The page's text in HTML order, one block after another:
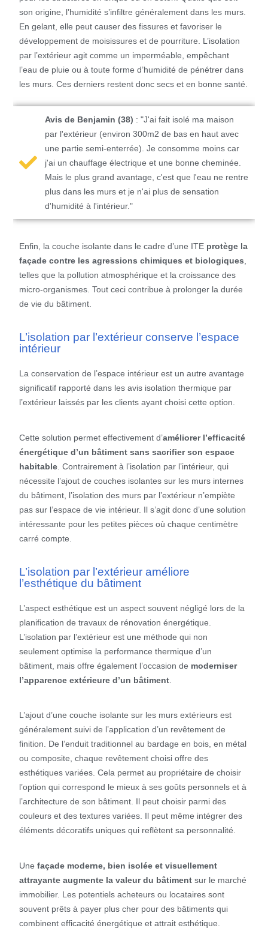
son origine, l’humidité s’infiltre généralement dans les murs.
En gelant, elle peut causer des fissures et favoriser le
développement de moisissures et de pourriture. L’isolation
par l’extérieur agit comme un imperméable, empêchant
l’eau de pluie ou à toute forme d’humidité de pénétrer dans
les murs. Ces derniers restent donc secs et en bonne santé.
Avis de Benjamin (38) : "J'ai fait isolé ma maison
par l'extérieur (environ 300m2 de bas en haut avec
une partie semi-enterrée). Je consomme moins car
j'ai un chauffage électrique et une bonne cheminée.
Mais le plus grand avantage, c'est que l'eau ne rentre
plus dans les murs et je n'ai plus de sensation
d'humidité à l'intérieur."
Enfin, la couche isolante dans le cadre d’une ITE protège la
façade contre les agressions chimiques et biologiques
telles que la pollution atmosphérique et la croissance des
micro-organismes. Tout ceci contribue à prolonger la durée
de vie du bâtiment.
L’isolation par l’extérieur conserve l’espace
intérieur
La conservation de l’espace intérieur est un autre avantage
significatif rapporté dans les avis isolation thermique par
l’extérieur laissés par les clients ayant choisi cette option.
Cette solution permet effectivement d’améliorer l’efficacité
énergétique d’un bâtiment sans sacrifier son espace
habitable . Contrairement à l’isolation par l’intérieur, qui
nécessite l’ajout de couches isolantes sur les murs internes
du bâtiment, l’isolation des murs par l’extérieur n’empiète
pas sur l’espace de vie intérieur. Il s’agit donc d’une solution
intéressante pour les petites pièces où chaque centimètre
carré compte.
L’isolation par l’extérieur améliore
l’esthétique du bâtiment
L’aspect esthétique est un aspect souvent négligé lors de la
planification de travaux de rénovation énergétique.
L’isolation par l’extérieur est une méthode qui non
seulement optimise la performance thermique d’un
bâtiment, mais offre également l’occasion de moderniser
l’apparence extérieure d’un bâtiment
L’ajout d’une couche isolante sur les murs extérieurs est
généralement suivi de l’application d’un revêtement de
finition. De l’enduit traditionnel au bardage en bois, en métal
ou composite, chaque revêtement choisi offre des
esthétiques variées. Cela permet au propriétaire de choisir
l’option qui correspond le mieux à ses goûts personnels et à
l’architecture de son bâtiment. Il peut choisir parmi des
couleurs et des textures variées. Il peut même intégrer des
éléments décoratifs uniques qui reflètent sa personnalité.
Unefaçade moderne, bien isolée et visuellement
attrayante augmente la valeur du bâtiment sur le marché
immobilier. Les potentiels acheteurs ou locataires sont
souvent prêts à payer plus cher pour des bâtiments qui
combinent efficacité énergétique et attrait esthétique.